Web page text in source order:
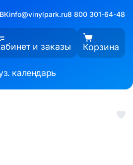
ВКinfo@vinylpark.ru8 800 301-64-48
и заказы Корзина
календарь